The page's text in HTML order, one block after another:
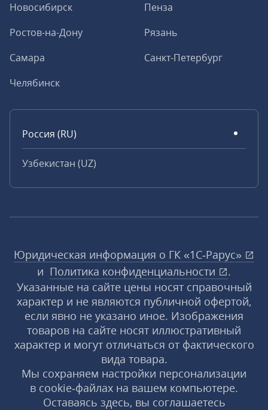
Новосибирск
Пенза
Ростов-на-Дону
Рязань
Самара
Санкт-Петербург
Челябинск
Россия (RU)
Узбекистан (UZ)
Юридическая информация о ГК «1С‑Рарус»
и Политика конфиденциальности
.
Указанные на сайте цены носят справочный
характер и не являются публичной офертой,
если явно не указано иное. Изображения
товаров на сайте носят иллюстративный
характер и могут отличаться от фактического
вида товара.
Мы сохраняем настройки персонализации
в cookie‑файлах на вашем компьютере.
Оставаясь здесь, вы соглашаетесь